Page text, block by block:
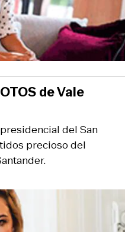
del San
precioso del
de Vale